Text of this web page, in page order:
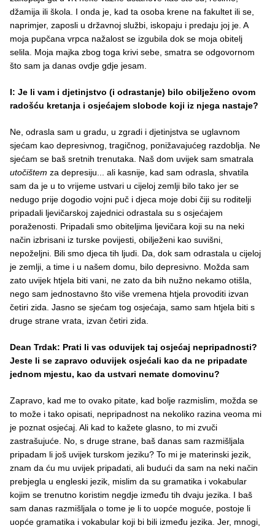
džamija ili škola. I onda je, kad ta osoba krene na fakultet ili se,
naprimjer, zaposli u državnoj službi, iskopaju i predaju joj je. A
moja pupčana vrpca nažalost se izgubila dok se moja obitelj
selila. Moja majka zbog toga krivi sebe, smatra se odgovornom
što sam ja danas ovdje gdje jesam.
I: Je li vam i djetinjstvo (i odrastanje) bilo obilježeno ovom
radošću kretanja i osjećajem slobode koji iz njega nastaje?
Ne, odrasla sam u gradu, u zgradi i djetinjstva se uglavnom
sjećam kao depresivnog, tragičnog, ponižavajućeg razdoblja. Ne
sjećam se baš sretnih trenutaka. Naš dom uvijek sam smatrala
utočištem za depresiju... ali kasnije, kad sam odrasla, shvatila
sam da je u to vrijeme ustvari u cijeloj zemlji bilo tako jer se
nedugo prije dogodio vojni puč i djeca moje dobi čiji su roditelji
pripadali ljevičarskoj zajednici odrastala su s osjećajem
poraženosti. Pripadali smo obiteljima ljevičara koji su na neki
način izbrisani iz turske povijesti, obilježeni kao suvišni,
nepoželjni. Bili smo djeca tih ljudi. Da, dok sam odrastala u cijeloj
je zemlji, a time i u našem domu, bilo depresivno. Možda sam
zato uvijek htjela biti vani, ne zato da bih nužno nekamo otišla,
nego sam jednostavno što više vremena htjela provoditi izvan
četiri zida. Jasno se sjećam tog osjećaja, samo sam htjela biti s
druge strane vrata, izvan četiri zida.
Dean Trdak: Prati li vas oduvijek taj osjećaj nepripadnosti?
Jeste li se zapravo oduvijek osjećali kao da ne pripadate
jednom mjestu, kao da ustvari nemate domovinu?
Zapravo, kad me to ovako pitate, kad bolje razmislim, možda se
to može i tako opisati, nepripadnost na nekoliko razina veoma mi
je poznat osjećaj. Ali kad to kažete glasno, to mi zvuči
zastrašujuće. No, s druge strane, baš danas sam razmišljala
pripadam li još uvijek turskom jeziku? To mi je materinski jezik,
znam da ću mu uvijek pripadati, ali budući da sam na neki način
prebjegla u engleski jezik, mislim da su gramatika i vokabular
kojim se trenutno koristim negdje između tih dvaju jezika. I baš
sam danas razmišljala o tome je li to uopće moguće, postoje li
uopće gramatika i vokabular koji bi bili između jezika. Jer, mnogi,